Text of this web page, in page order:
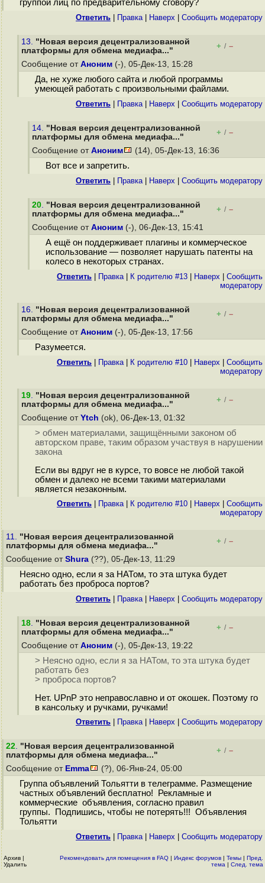
группой лиц по предварительному сговору?
Ответить Правка| Наверх Cообщить модератору
13. "Новая версия децентрализованной
платформы для обмена медиафа..."
+ / –
Сообщение от Аноним (-), 05-Дек-13, 15:28
Да, не хуже любого сайта и любой программы
умеющей работать с произвольными файлами.
Ответить Правка| Наверх Cообщить модератору
14. "Новая версия децентрализованной
платформы для обмена медиафа..."
+ / –
Сообщение от Аноним (14), 05-Дек-13, 16:36
Вот все и запретить.
Ответить Правка| Наверх Cообщить модератору
20. "Новая версия децентрализованной
платформы для обмена медиафа..."
+ / –
Сообщение от Аноним (-), 06-Дек-13, 15:41
А ещё он поддерживает плагины и коммерческое
использование — позволяет нарушать патенты на
колесо в некоторых странах.
Ответить Правка| К родителю #13 Наверх
Cообщить
модератору
16. "Новая версия децентрализованной
платформы для обмена медиафа..."
+ / –
Сообщение от Аноним (-), 05-Дек-13, 17:56
Разумеется.
Ответить Правка| К родителю #10 Наверх
Cообщить
модератору
19. "Новая версия децентрализованной
платформы для обмена медиафа..."
+ / –
Сообщение от Ytch (ok), 06-Дек-13, 01:32
> обмен материалами, защищёнными законом об
авторском праве, таким образом участвуя в нарушении
закона
Если вы вдруг не в курсе, то вовсе не любой такой
обмен и далеко не всеми такими материалами
является незаконным.
Ответить Правка| К родителю #10 Наверх
Cообщить
модератору
11. "Новая версия децентрализованной
платформы для обмена медиафа..."
+ / –
Сообщение от Shura (??), 05-Дек-13, 11:29
Неясно одно, если я за НАТом, то эта штука будет
работать без проброса портов?
Ответить Правка| Наверх Cообщить модератору
18. "Новая версия децентрализованной
платформы для обмена медиафа..."
+ / –
Сообщение от Аноним (-), 05-Дек-13, 19:22
> Неясно одно, если я за НАТом, то эта штука будет
работать без
> проброса портов?
Нет. UPnP это неправославно и от окошек. Поэтому го
в кансольку и ручками, ручками!
Ответить Правка| Наверх Cообщить модератору
22. "Новая версия децентрализованной
платформы для обмена медиафа..."
+ / –
Сообщение от Emma (?), 06-Янв-24, 05:00
Группа объявлений Тольятти в телеграмме. Размещение
частных объявлений бесплатно! Рекламные и
коммерческие объявления, согласно правил
группы. Подпишись, чтобы не потерять!!! Объявления
Тольятти
Ответить Правка| Наверх Cообщить модератору
Архив |
Удалить
Рекомендовать для помещения в FAQ | Индекс форумов | Темы | Пред.
тема | След. тема